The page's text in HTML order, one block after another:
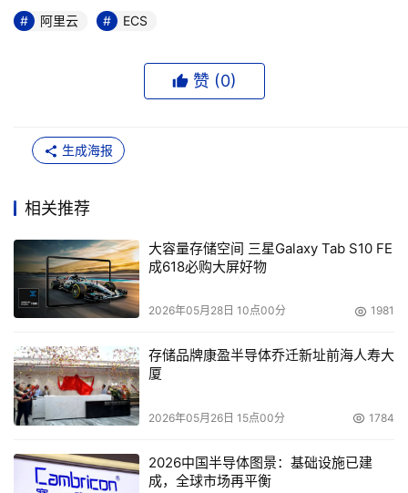
进行复杂的资源配置，售价相比上一代主售实例降幅最高可
达40%，更适合Web应用及网站、企业办公类应用、离线数
据分析、中小型数据库等典型应用场景，具备与其他同类产
品一致的稳定性和用户体验。同时，阿里云还推出了“0元升
用户还可通过预留云上存储空间和锁定购买时长，来获得更
低的长期存储成本。新发布的对象存储预留空间产品OSS-
RC，用户购买1TB/年、1PB/年的存储费用相比按量付费分
阿里云 ECS
赞 (0)
生成海报
相关推荐
大容量存储空间 三星Galaxy Tab S10 FE
成618必购大屏好物
2026年05月28日 10点00分 1981
存储品牌康盈半导体乔迁新址前海人寿大
厦
2026年05月26日 15点00分 1784
2026中国半导体图景：基础设施已建
成，全球市场再平衡